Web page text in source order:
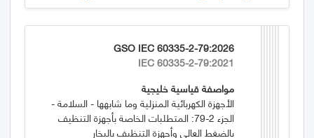
GSO IEC 60335-2-79:2026
IEC 60335-2-79:2021
مواصفة قياسية خليجية
الأجهزة الكهربائية المنزلية وما شابهها - السلامة -
الجزء 2-79: المتطلبات الخاصة بأجهزة التنظيف
بالضغط العالي وأجهزة التنظيف بالبخار